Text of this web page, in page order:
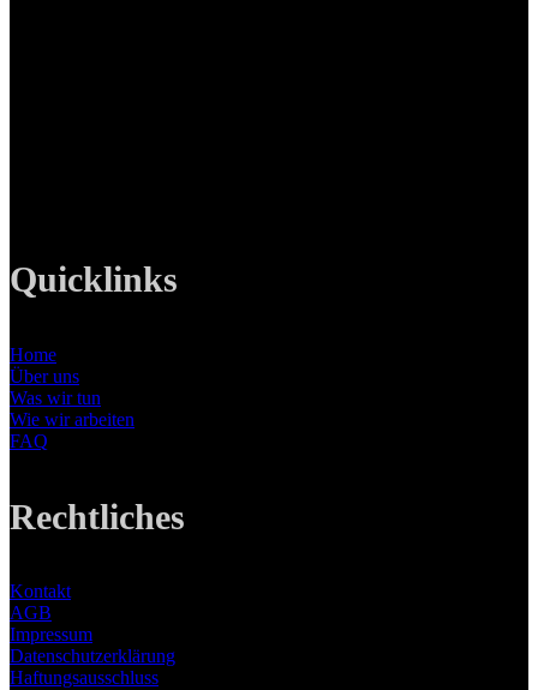
Quicklinks
Home
Über uns
Was wir tun
Wie wir arbeiten
FAQ
Rechtliches
Kontakt
AGB
Impressum
Datenschutzerklärung
Haftungsausschluss